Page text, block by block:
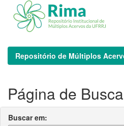
Repositório de Múltiplos
Página de Busca
Buscar em: